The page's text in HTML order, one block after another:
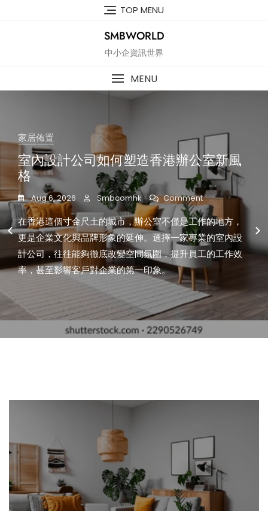
TOP MENU
SMBWORLD
中小企資訊世界
MENU
家居佈置
室內設計公司如何塑造香港辦公室新風
格
Aug 6, 2026 Smbcomhk CommentOn
室
內
設
計
公
司
如
何
塑
造
香
港
風
在香港這個寸金尺土的城市，辦公室不僅是工作的地方，
更是企業文化與品牌形象的延伸。選擇一家專業的室內設
計公司，往往能夠徹底改變空間氛圍，提升員工的工作效
率，甚至影響客戶對企業的第一印象。
在商言商
影樓與畢業照：香港青春回憶的最佳選
擇
Jul 23, 2026 Smbcomhk Comments Offon
影
樓
與
畢
業
照：
香
港
青
春
回
香港這個快節奏的都市，影像不僅是記錄，更是一種情感
的延伸。無論是校園畢業、公司活動，還是家庭聚會，
「影樓」與「畢業照」都成為不可或缺的關鍵詞。這篇文
章將深入探討「影樓」與「畢業照」的魅力，並分析它們
如何在香港的生活文化中掀起新一波熱潮。
在商言商
CUSTOM AUSTRALIAN FOOTBALL
TEAMWEAR AND VOLLEYBALL
JERSEYS AUSTRALIA: ELEVATING
SPORTS IDENTITY
Jul 23, 2026 Smbcomhk Comments Offon
Custom
Australian
Football
Teamwear
and
Volleyball
Jerseys
Australia:
n the vibrant sports culture of Hong Kong,
international influences have shaped the way
teams express themselves both on and off the
field. Two standout
生活休閒
醫學美容與M22光子嫩膚：香港女性美
麗新趨勢
Jul 23, 2026 Smbcomhk Comments Offon
醫
學
美
容
與
M22
光
子
嫩
膚：
香
趨
在香港這個國際化都市，女性對美麗的追求早已超越傳統
護膚，醫學美容逐漸成為主流選擇。而在眾多療程中，
「M22光子嫩膚」更是備受矚目的焦點。
在商言商
婦科診所與IVF香港：女性健康與生育新
選擇
Jul 23, 2026 Smbcomhk Comments Offon
婦
科
診
所
與
IVF
香
港：
女
性
健
擇
在香港這個快節奏的都市，女性健康與生育規劃逐漸成為
社會焦點。隨着醫療技術的進步，「婦科診所」與「IVF香
港」成為許多女性在生活規劃中必須面對的重要議題。這
篇文章將以生動的語氣，深入探討這兩大關鍵詞，並分析
它們如何影響香港女性的健康選擇與未來規劃。
在商言商
婁子堅骨科與婁子堅醫生診所：香港市
民信賴的骨科專業新篇章
Jul 22, 2026 Smbcomhk Comments Offon
婁
子
堅
骨
科
與
婁
子
堅
醫
生
信
骨
專
業
新
篇
章
在香港這個繁華都市，骨科醫療需求日益增加，無論是因
為長者的退化性關節炎、都市人常見的脊椎痛症，還是年
輕人因運動造成的創傷，骨科醫生的角色都顯得格外重
要。當市民尋找值得信賴的專業時，婁子堅骨科與婁子堅
醫生診所的名字總是被反覆提及，成為香港骨科醫療的代
表。